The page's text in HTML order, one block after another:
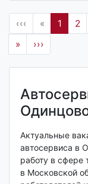
‹‹‹ « 1 2
»
›››
Актуальные
автосервиса в
работу в сфере
в Московской